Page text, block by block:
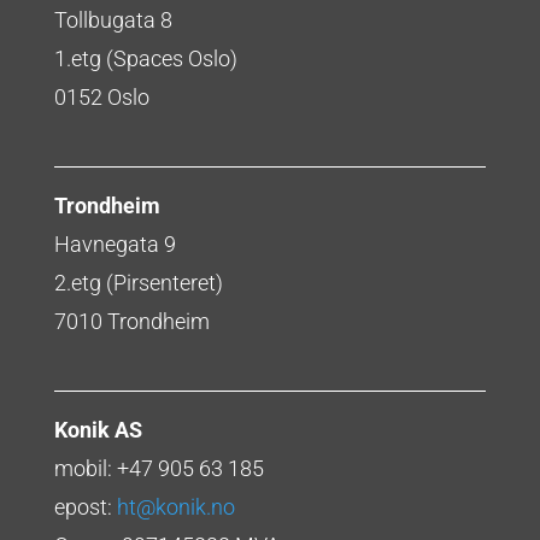
Tollbugata 8
1.etg (Spaces Oslo)
0152 Oslo
Trondheim
Havnegata 9
2.etg (Pirsenteret)
7010 Trondheim
Konik AS
mobil: +47 905 63 185
epost: ht@konik.no